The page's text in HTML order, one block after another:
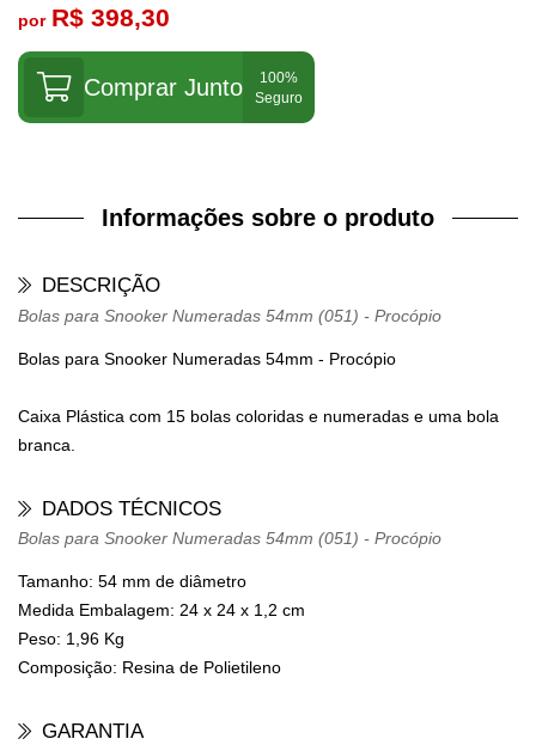
por R$ 398,30
Comprar Junto
Informações sobre o produto
DESCRIÇÃO
Bolas para Snooker Numeradas 54mm (051) - Procópio
Bolas para Snooker Numeradas 54mm - Procópio
Caixa Plástica com 15 bolas coloridas e numeradas e uma bola
branca.
DADOS TÉCNICOS
Bolas para Snooker Numeradas 54mm (051) - Procópio
Tamanho: 54 mm de diâmetro
Medida Embalagem: 24 x 24 x 1,2 cm
Peso: 1,96 Kg
Composição: Resina de Polietileno
GARANTIA